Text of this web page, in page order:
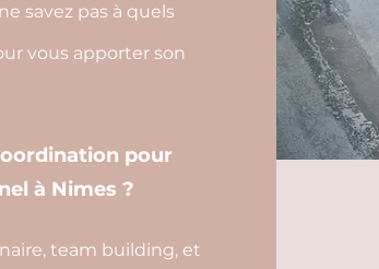
savez pas à quels
vous apporter son
pour
à Nimes ?
team building, et